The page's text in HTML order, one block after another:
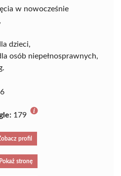
w nowocześnie
dzieci,
osób niepełnosprawnych,
179
profil
Pokaż stronę